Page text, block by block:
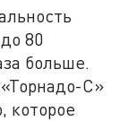
80
больше.
С»
которое